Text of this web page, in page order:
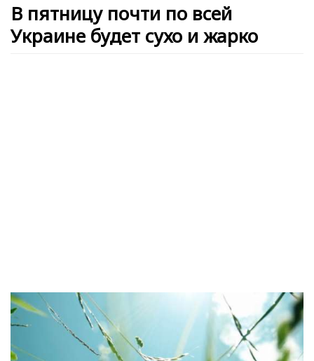
В пятницу почти по всей
Украине будет сухо и жарко